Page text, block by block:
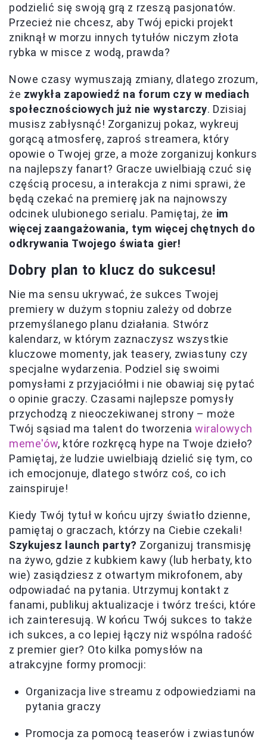
podzielić się swoją grą z rzeszą pasjonatów.
Przecież nie chcesz, aby Twój epicki projekt
zniknął w morzu innych tytułów niczym złota
rybka w misce z wodą, prawda?
Nowe czasy wymuszają zmiany, dlatego zrozum,
że zwykła zapowiedź na forum czy w mediach
społecznościowych już nie wystarczy. Dzisiaj
musisz zabłysnąć! Zorganizuj pokaz, wykreuj
gorącą atmosferę, zaproś streamera, który
opowie o Twojej grze, a może zorganizuj konkurs
na najlepszy fanart? Gracze uwielbiają czuć się
częścią procesu, a interakcja z nimi sprawi, że
będą czekać na premierę jak na najnowszy
odcinek ulubionego serialu. Pamiętaj, że im
więcej zaangażowania, tym więcej chętnych do
odkrywania Twojego świata gier!
Dobry plan to klucz do sukcesu!
Nie ma sensu ukrywać, że sukces Twojej
premiery w dużym stopniu zależy od dobrze
przemyślanego planu działania. Stwórz
kalendarz, w którym zaznaczysz wszystkie
kluczowe momenty, jak teasery, zwiastuny czy
specjalne wydarzenia. Podziel się swoimi
pomysłami z przyjaciółmi i nie obawiaj się pytać
o opinie graczy. Czasami najlepsze pomysły
przychodzą z nieoczekiwanej strony – może
Twój sąsiad ma talent do tworzeniawiralowych
meme'ów, które rozkręcą hype na Twoje dzieło?
Pamiętaj, że ludzie uwielbiają dzielić się tym, co
ich emocjonuje, dlatego stwórz coś, co ich
zainspiruje!
Kiedy Twój tytuł w końcu ujrzy światło dzienne,
pamiętaj o graczach, którzy na Ciebie czekali!
Szykujesz launch party? Zorganizuj transmisję
na żywo, gdzie z kubkiem kawy (lub herbaty, kto
wie) zasiądziesz z otwartym mikrofonem, aby
odpowiadać na pytania. Utrzymuj kontakt z
fanami, publikuj aktualizacje i twórz treści, które
ich zainteresują. W końcu Twój sukces to także
ich sukces, a co lepiej łączy niż wspólna radość
z premier gier? Oto kilka pomysłów na
atrakcyjne formy promocji:
Organizacja live streamu z odpowiedziami na
pytania graczy
Promocja za pomocą teaserów i zwiastunów